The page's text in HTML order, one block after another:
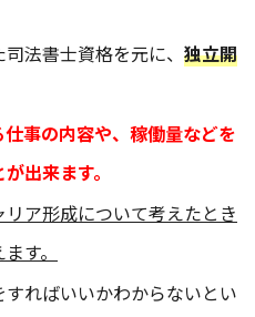
法書士資格を元に、 独立開
仕事の内容や、稼働量などを
出来ます。
ア形成について考えたとき
す。
ればいいかわからないとい